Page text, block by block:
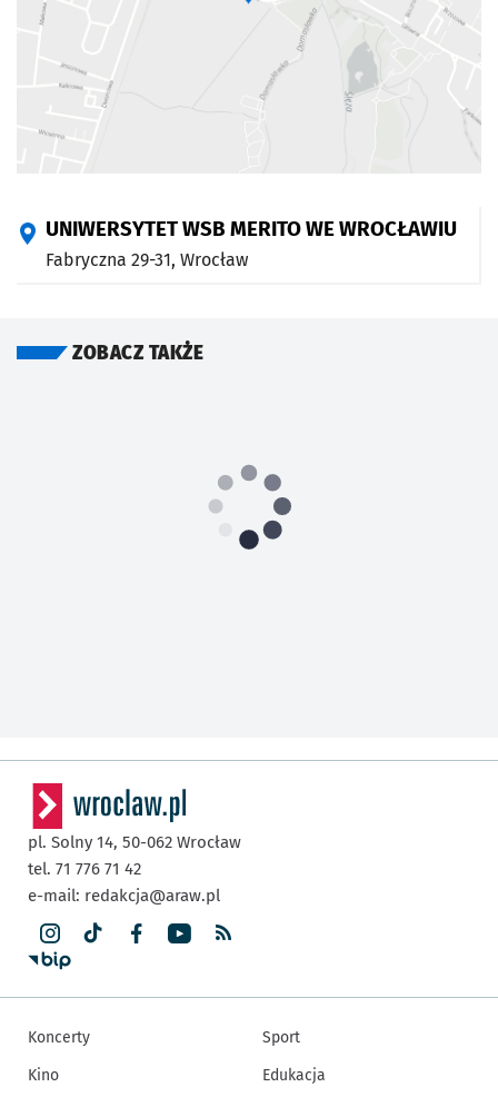
UNIWERSYTET WSB MERITO WE WROCŁAWIU
Fabryczna 29-31, Wrocław
ZOBACZ TAKŻE
pl. Solny 14, 50-062 Wrocław
tel. 71 776 71 42
e-mail: redakcja@araw.pl
Koncerty
Kino
Sport
Edukacja